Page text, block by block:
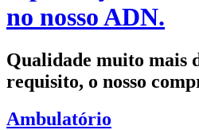
no nosso ADN.
Qualidade muito mais
requisito, o nosso
Ambulatório